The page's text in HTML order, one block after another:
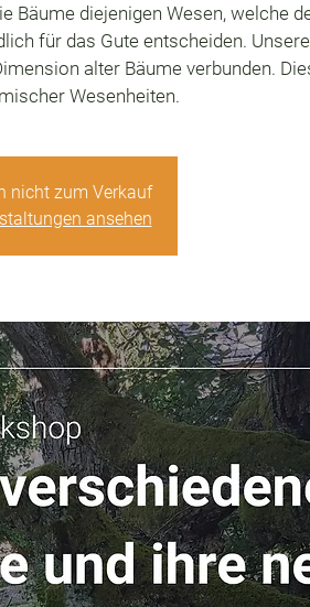
Bäume diejenigen Wesen, welche
für das Gute entscheiden. Unsere
alter Bäume verbunden.
Wesenheiten.
nicht zum Verkauf
ansehen